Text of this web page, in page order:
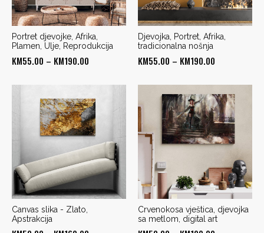
Portret djevojke, Afrika,
Plamen, Ulje, Reprodukcija
KM55.00 – KM190.00
through
KM190.00
Djevojka, Portret, Afrika,
tradicionalna nošnja
KM55.00 – KM190.00
through
KM190.00
Canvas slika - Zlato,
Apstrakcija
Crvenokosa vještica, djevojka
sa metlom, digital art